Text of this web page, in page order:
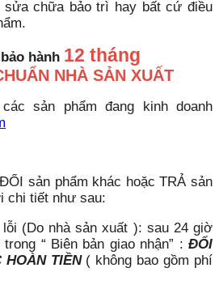
sửa chữa bảo trì hay bất cứ điều
hành 12 tháng
NHÀ SẢN XUẤT
sản phẩm đang kinh doanh
sản phẩm khác hoặc TRẢ sản
chi tiết như sau:
(Do nhà sản xuất ): sau 24 giờ
“ Biên bản giao nhận” : ĐỔI
HOÀN TIỀN( không bao gồm phí